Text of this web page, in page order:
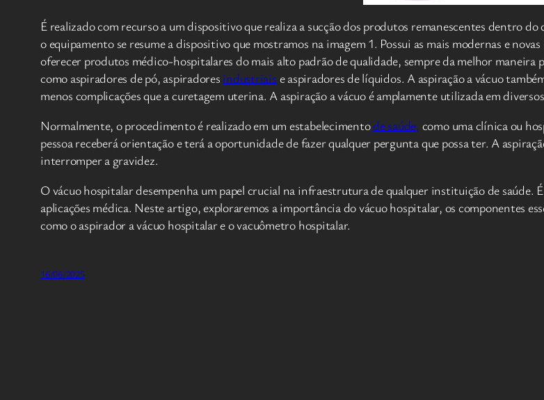
É realizado com recurso a um dispositivo que realiza a sucção dos produtos remanescentes dentro
o equipamento se resume a dispositivo que mostramos na imagem 1. Possui as mais modernas e
oferecer produtos médico-hospitalares do mais alto padrão de qualidade, sempre da melhor maneira
como aspiradores de pó, aspiradores industriais e aspiradores de líquidos. A aspiração a vácuo
menos complicações que a curetagem uterina. A aspiração a vácuo é amplamente utilizada em
Normalmente, o procedimento é realizado em um estabelecimentode saúde, como uma clínica ou
pessoa receberá orientação e terá a oportunidade de fazer qualquer pergunta que possa ter. A
interromper a gravidez.
O vácuo hospitalar desempenha um papel crucial na infraestrutura de qualquer instituição de saúde.
aplicações médica. Neste artigo, exploraremos a importância do vácuo hospitalar, os componentes
como o aspirador a vácuo hospitalar e o vacuômetro hospitalar.
16/06/2025